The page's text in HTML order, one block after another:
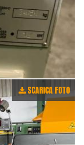
SCARICA FOTO